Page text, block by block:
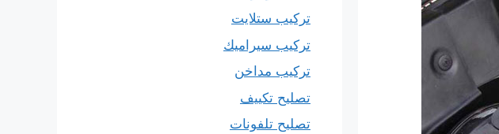
تركيب ستلايت
تركيب سيراميك
تركيب مداخن
تصليح تكييف
تصليح تلفونات